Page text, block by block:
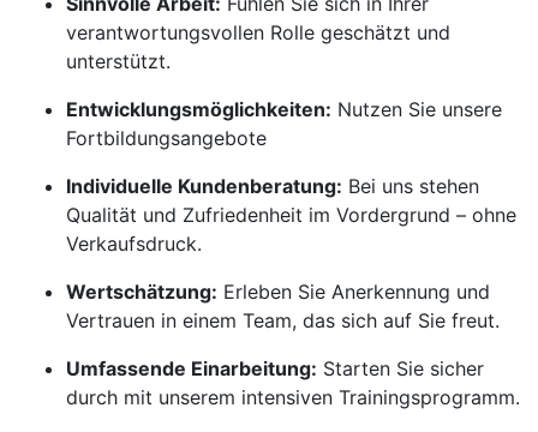
verantwortungsvollen Rolle geschätzt und
unterstützt.
Entwicklungsmöglichkeiten: Nutzen Sie unsere
Fortbildungsangebote
Individuelle Kundenberatung: Bei uns stehen
Qualität und Zufriedenheit im Vordergrund – ohne
Verkaufsdruck.
Wertschätzung: Erleben Sie Anerkennung und
Vertrauen in einem Team, das sich auf Sie freut.
Umfassende Einarbeitung: Starten Sie sicher
durch mit unserem intensiven Trainingsprogramm.